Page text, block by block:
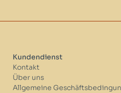
Kundendienst
Kontakt
Über uns
Allgemeine